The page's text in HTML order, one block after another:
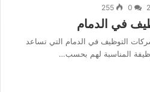
255
التوظيف في الدمام التي تساعد
المناسبة لهم بحسب…